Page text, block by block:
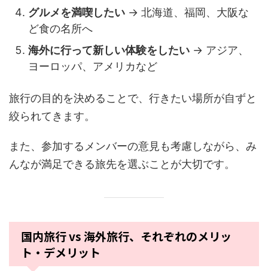
グルメを満喫したい → 北海道、福岡、大阪な
ど食の名所へ
海外に行って新しい体験をしたい → アジア、
ヨーロッパ、アメリカなど
旅行の目的を決めることで、行きたい場所が自ずと
絞られてきます。
また、参加するメンバーの意見も考慮しながら、み
んなが満足できる旅先を選ぶことが大切です。
国内旅行 vs 海外旅行、それぞれのメリッ
ト・デメリット